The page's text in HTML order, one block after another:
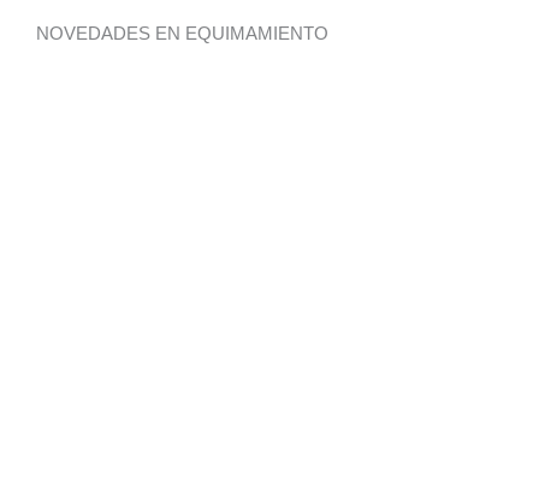
NOVEDADES EN EQUIMAMIENTO